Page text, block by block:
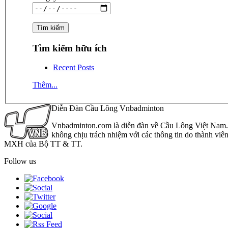
Tìm kiếm hữu ích
Recent Posts
Thêm...
Diễn Đàn Cầu Lông Vnbadminton
Vnbadminton.com là diễn đàn về Cầu Lông Việt
không chịu trách nhiệm với các thông tin do thành
MXH của Bộ TT & TT.
Follow us